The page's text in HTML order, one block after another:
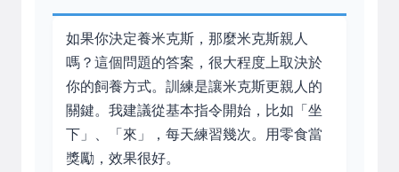
如果你決定養米克斯，那麼米克斯親人
嗎？這個問題的答案，很大程度上取決於
你的飼養方式。訓練是讓米克斯更親人的
關鍵。我建議從基本指令開始，比如「坐
下」、「來」，每天練習幾次。用零食當
獎勵，效果很好。